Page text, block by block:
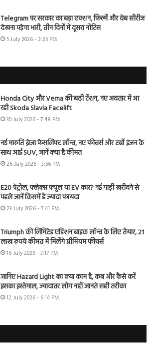
Telegram पर सरकार का बड़ा एक्शन, फिल्में और वेब सीरीज
देखना पड़ेगा भारी, तीन दिनों में दूसरा नोटिस
5 July 2026 - 2:25 PM
Honda City और Verna की बढ़ी टेंशन, नए अवतार में आ
रही Skoda Slavia Facelift
30 July 2026 - 7:48 PM
नई मारुति ब्रेजा फेसलिफ्ट लॉन्च, नए फीचर्स और टर्बो इंजन के
साथ आई SUV, जानें क्या है कीमत
26 July 2026 - 3:56 PM
E20 पेट्रोल, फ्लेक्स फ्यूल या EV कार? नई गाड़ी खरीदने से
पहले जानें किसमें है ज्यादा फायदा
23 July 2026 - 7:41 PM
Triumph की लिमिटेड एडिशन बाइक लॉन्च के लिए तैयार, 21
लाख रुपये कीमत में मिलेंगे प्रीमियम फीचर्स
16 July 2026 - 3:17 PM
जानिए Hazard Light का क्या काम है, कब और कैसे करें
इसका इस्तेमाल, ज्यादातर लोग नहीं जानते सही तरीका
12 July 2026 - 6:14 PM